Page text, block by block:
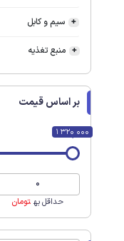
سیم و کابل
منبع تغذیه
بر اساس قیمت
1 320 000
حداقل به تومان